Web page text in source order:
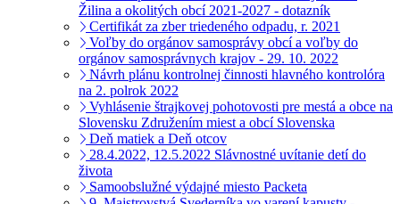
Žilina a okolitých obcí 2021-2027 - dotazník
Certifikát za zber triedeného odpadu, r. 2021
Voľby do orgánov samosprávy obcí a voľby do
orgánov samosprávnych krajov - 29. 10. 2022
Návrh plánu kontrolnej činnosti hlavného kontrolóra
na 2. polrok 2022
Vyhlásenie štrajkovej pohotovosti pre mestá a obce na
Slovensku Združením miest a obcí Slovenska
Deň matiek a Deň otcov
28.4.2022, 12.5.2022 Slávnostné uvítanie detí do
života
Samoobslužné výdajné miesto Packeta